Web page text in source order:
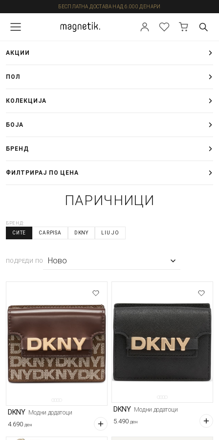
БЕСПЛАТНА ДОСТАВА НАД 6.000 ДЕНАРИ
АКЦИИ
ПОЛ
КОЛЕКЦИЈА
БОЈА
БРЕНД
ФИЛТРИРАЈ ПО ЦЕНА
ПАРИЧНИЦИ
БРЕНД:
СИТЕ CARPISA DKNY LIU JO
ПОДРЕДИ ПО
DKNY Модни додатоци
4.690 ден
DKNY Модни додатоци
5.490 ден